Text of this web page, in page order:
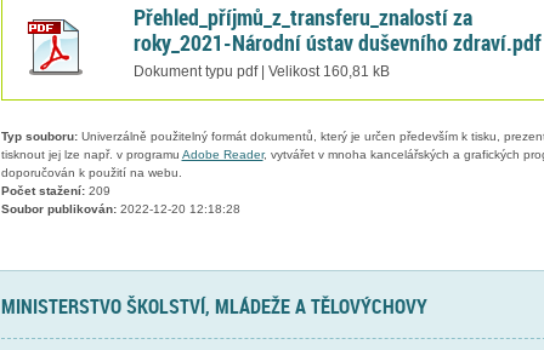
Přehled_příjmů_z_transferu_znalostí za
roky_2021-Národní ústav duševního zdraví.pdf
Dokument typu pdf | Velikost 160,81 kB
Typ souboru:Univerzálně použitelný formát dokumentů, který je určen především k tisku,
tisknout jej lze např. v programu Adobe Reader, vytvářet v mnoha kancelářských a grafických
doporučován k použití na webu.
Počet stažení:209
Soubor publikován:2022-12-20 12:18:28
MINISTERSTVO ŠKOLSTVÍ, MLÁDEŽE A TĚLOVÝCHOVY